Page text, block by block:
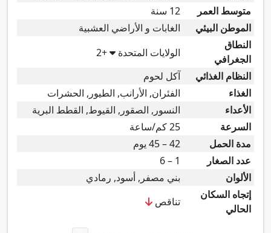
متوسط العمر
12 سنة
الموطن البيئي
الغابات و الأراضي العشبية
النطاق
الجغرافي
الولايات المتحدة
+2
النظام الغذائي
آكل لحوم
الغذاء
الفئران, الأرانب, الطيور, الحشرات
الأعداء
النسور, الصقور, القيوط, القطط البرية
السرعة
25 كم/ساعة
مدة الحمل
42 – 45 يوم
عدد الصغار
1 – 6
الألوان
بني مصفر, أسود, رمادي
إتجاه السكان
الحالي
تناقص